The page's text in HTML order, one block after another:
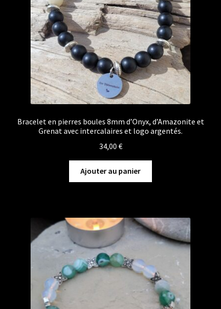
Bracelet en pierres boules 8mm d’Onyx, d’Amazonite et
Grenat avec intercalaires et logo argentés.
34,00 €
Ajouter au panier